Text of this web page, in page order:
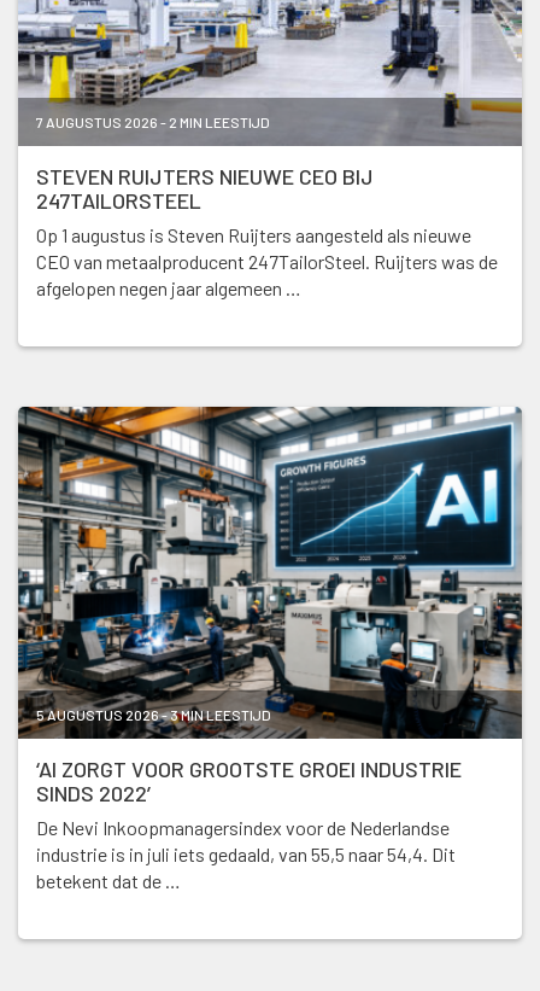
7 AUGUSTUS 2026 - 2 MIN LEESTIJD
STEVEN RUIJTERS NIEUWE CEO BIJ
247TAILORSTEEL
Op 1 augustus is Steven Ruijters aangesteld als nieuwe
CEO van metaalproducent 247TailorSteel. Ruijters was de
afgelopen negen jaar algemeen …
5 AUGUSTUS 2026 - 3 MIN LEESTIJD
‘AI ZORGT VOOR GROOTSTE GROEI INDUSTRIE
SINDS 2022’
De Nevi Inkoopmanagersindex voor de Nederlandse
industrie is in juli iets gedaald, van 55,5 naar 54,4. Dit
betekent dat de …